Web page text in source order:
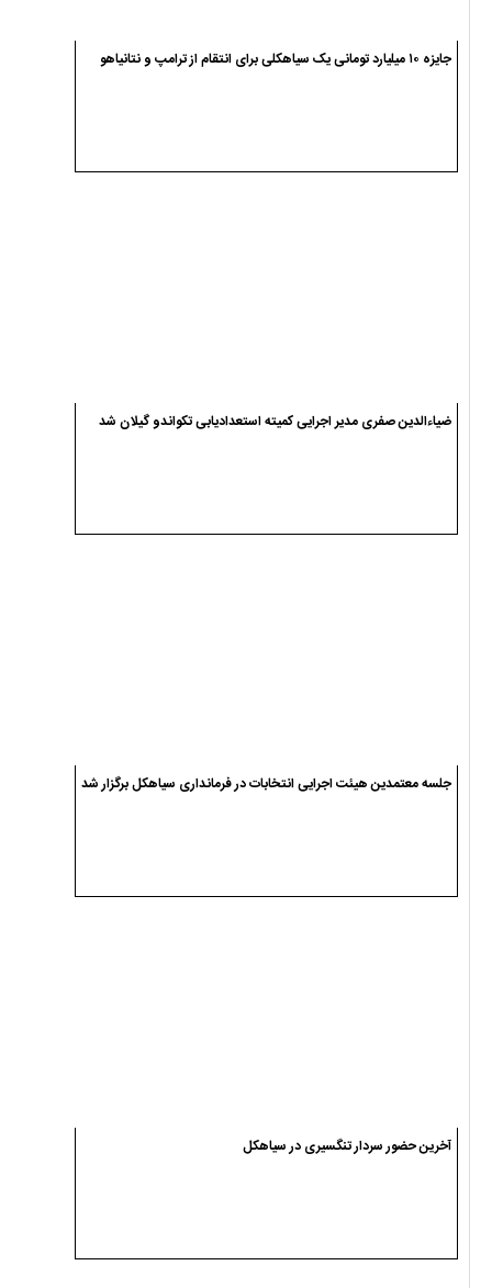
جایزه ۱۰ میلیارد تومانی یک سیاهکلی برای انتقام از ترامپ و نتانیاهو
ضیاءالدین صفری مدیر اجرایی کمیته استعدادیابی تکواندو گیلان شد
جلسه معتمدین هیئت اجرایی انتخابات در فرمانداری سیاهکل برگزار شد
آخرین حضور سردار تنگسیری در سیاهکل